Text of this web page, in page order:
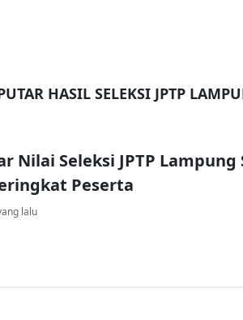
HASIL SELEKSI JPTP
Nilai Seleksi JPTP Lampung
Peserta
lalu